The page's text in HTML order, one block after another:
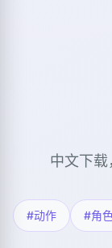
中文下
#动作 #角